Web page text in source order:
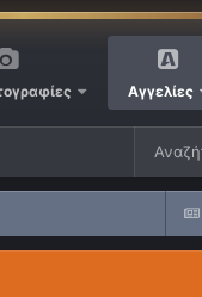
Αγγελίες